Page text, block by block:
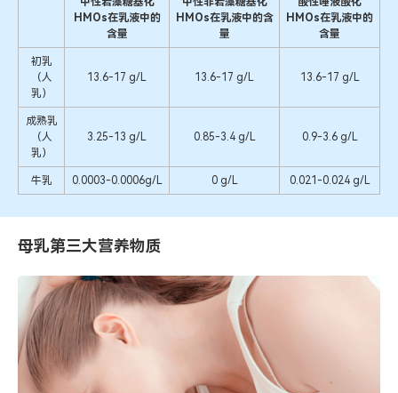
HMOs在乳液中的
含量
HMOs在乳液中的含
量
HMOs在乳液中的
含量
初乳
（人
乳）
13.6-17 g/L 13.6-17 g/L 13.6-17 g/L
成熟乳
（人
乳）
3.25-13 g/L 0.85-3.4 g/L 0.9-3.6 g/L
牛乳 0.0003-0.0006g/L 0 g/L 0.021-0.024 g/L
母乳第三大营养物质